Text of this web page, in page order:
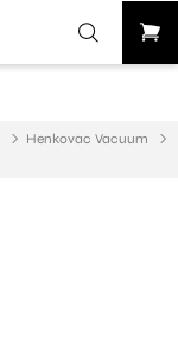
Henkovac Vacuum